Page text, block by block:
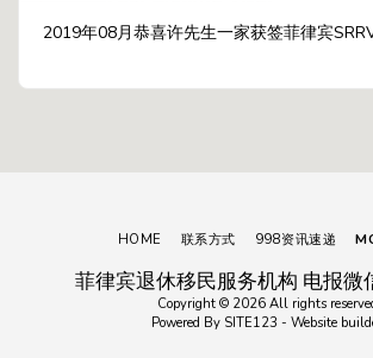
2019年08月恭喜许先生一家获签菲律宾
菲律宾退休移民服务机构 电报微
Copyright © 2026 All rights
Powered By SITE123 - Website
HOME 联系方式 998资讯速递